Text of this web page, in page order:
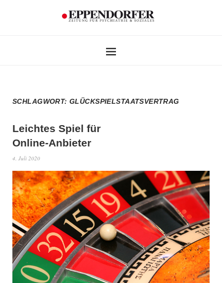
SCHLAGWORT:GLÜCKSPIELSTAATSVERTRAG
Leichtes Spiel für
Online-Anbieter
4. Juli 2020